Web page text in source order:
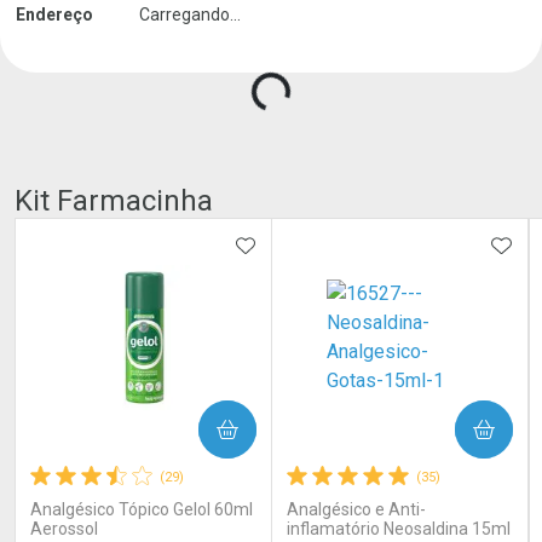
Endereço Carregando...
Kit Farmacinha
(29)
Analgésico Tópico Gelol 60ml
Aerossol
ADICIONAR AOS FAVORITOS
COMPRAR
(35)
Analgésico e Anti-
inflamatório Neosaldina 15ml
COMPRAR